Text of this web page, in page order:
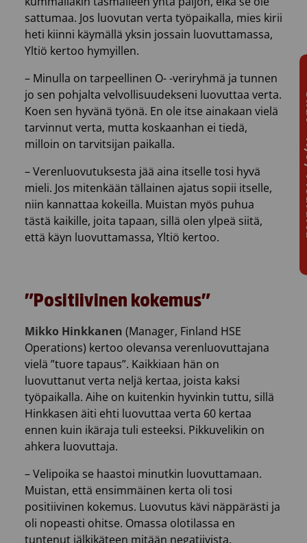
sattumaa. Jos luovutan verta työpaikalla, mies kirii
heti kiinni käymällä yksin jossain luovuttamassa,
Yltiö kertoo hymyillen.
– Minulla on tarpeellinen O- -veriryhmä ja tunnen
jo sen pohjalta velvollisuudekseni luovuttaa verta.
Koen sen hyvänä työnä. En ole itse ainakaan vielä
tarvinnut verta, mutta koskaanhan ei tiedä,
milloin on tarvitsijan paikalla.
– Verenluovutuksesta jää aina itselle tosi hyvä
mieli. Jos mitenkään tällainen ajatus sopii itselle,
niin kannattaa kokeilla. Muistan myös puhua
tästä kaikille, joita tapaan, sillä olen ylpeä siitä,
että käyn luovuttamassa, Yltiö kertoo.
”Positiivinen kokemus”
Mikko Hinkkanen (Manager, Finland HSE
Operations) kertoo olevansa verenluovuttajana
vielä ”tuore tapaus”. Kaikkiaan hän on
luovuttanut verta neljä kertaa, joista kaksi
työpaikalla. Aihe on kuitenkin hyvinkin tuttu, sillä
Hinkkasen äiti ehti luovuttaa verta 60 kertaa
ennen kuin ikäraja tuli esteeksi. Pikkuvelikin on
ahkera luovuttaja.
– Velipoika se haastoi minutkin luovuttamaan.
Muistan, että ensimmäinen kerta oli tosi
positiivinen kokemus. Luovutus kävi näppärästi ja
oli nopeasti ohitse. Omassa olotilassa en
tuntenut jälkikäteen mitään negatiivista.